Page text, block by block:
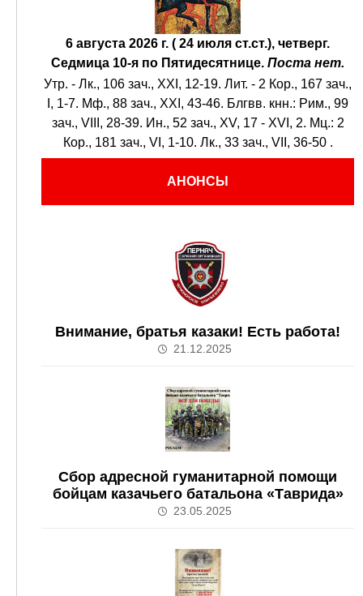
6 августа 2026 г. ( 24 июля ст.ст.), четверг.
Седмица 10-я по Пятидесятнице. Поста нет.
Утр. - Лк., 106 зач., XXI, 12-19. Лит. - 2 Кор., 167 зач.,
I, 1-7. Мф., 88 зач., XXI, 43-46. Блгвв. кнн.: Рим., 99
зач., VIII, 28-39. Ин., 52 зач., XV, 17 - XVI, 2. Мц.: 2
Кор., 181 зач., VI, 1-10. Лк., 33 зач., VII, 36-50 .
АНОНСЫ
Внимание, братья казаки! Есть работа!
21.12.2025
Сбор адресной гуманитарной помощи
бойцам казачьего батальона «Таврида»
23.05.2025